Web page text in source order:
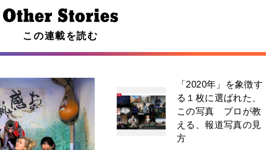
この連載を読む
「2020年」を象徴す
る１枚に選ばれた、
この写真 プロが教
える、報道写真の見
方